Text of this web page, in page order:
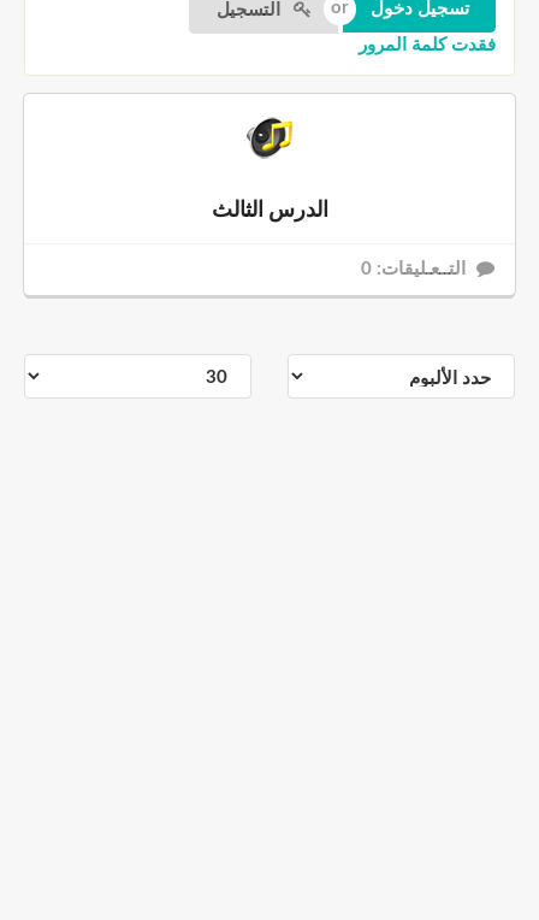
التسجيل
فقدت كلمة المرور
الدرس الثالث
التــعـليقات: 0